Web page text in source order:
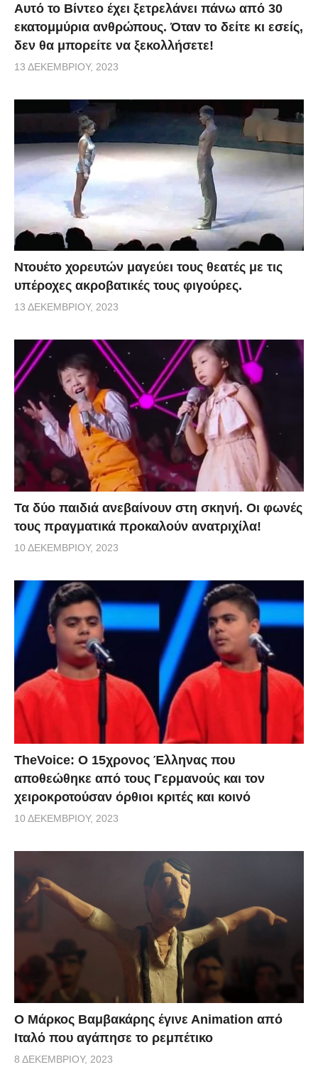
Αυτό το Βίντεο έχει ξετρελάνει πάνω από 30
εκατομμύρια ανθρώπους. Όταν το δείτε κι εσείς,
δεν θα μπορείτε να ξεκολλήσετε!
13 ΔΕΚΕΜΒΡΊΟΥ, 2023
Ντουέτο χορευτών μαγεύει τους θεατές με τις
υπέροχες ακροβατικές τους φιγούρες.
13 ΔΕΚΕΜΒΡΊΟΥ, 2023
Τα δύο παιδιά ανεβαίνουν στη σκηνή. Οι φωνές
τους πραγματικά προκαλούν ανατριχίλα!
10 ΔΕΚΕΜΒΡΊΟΥ, 2023
TheVoice: Ο 15χρονος Έλληνας που
αποθεώθηκε από τους Γερμανούς και τον
χειροκροτούσαν όρθιοι κριτές και κοινό
10 ΔΕΚΕΜΒΡΊΟΥ, 2023
Ο Μάρκος Βαμβακάρης έγινε Αnimation από
Ιταλό που αγάπησε το ρεμπέτικο
8 ΔΕΚΕΜΒΡΊΟΥ, 2023